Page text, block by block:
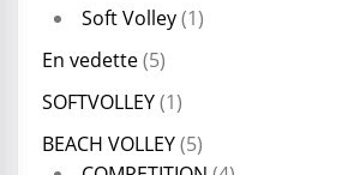
Soft Volley(1)
En vedette(5)
SOFTVOLLEY(1)
BEACH VOLLEY(5)